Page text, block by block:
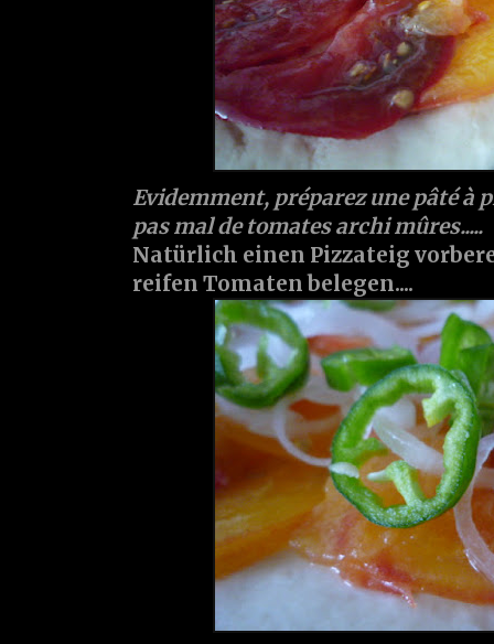
Evidemment, préparez une pâté à
pas mal de tomates archi mûres.....
Natürlich einen Pizzateig
reifen Tomaten belegen....